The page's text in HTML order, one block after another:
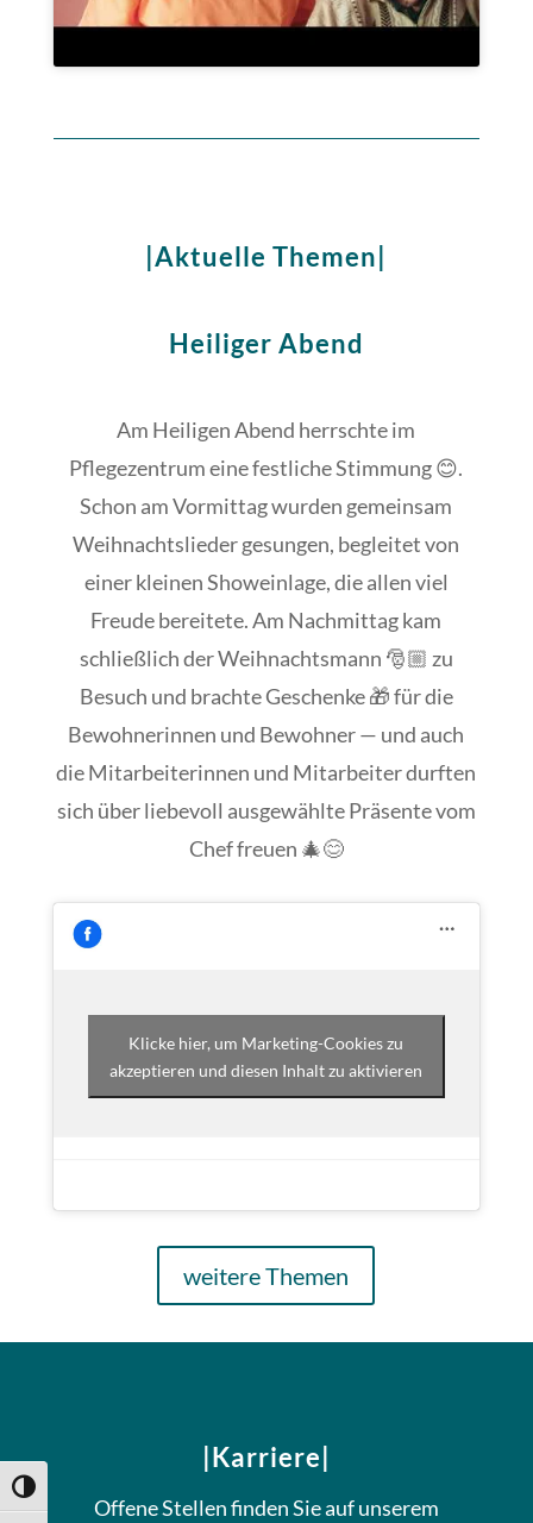
Umschalten auf hohe Kontraste
|Aktuelle Themen|
Heiliger Abend
Am Heiligen Abend herrschte im
Pflegezentrum eine festliche Stimmung 😊.
Schon am Vormittag wurden gemeinsam
Weihnachtslieder gesungen, begleitet von
einer kleinen Showeinlage, die allen viel
Freude bereitete. Am Nachmittag kam
schließlich der Weihnachtsmann 🎅🏼 zu
Besuch und brachte Geschenke 🎁 für die
Bewohnerinnen und Bewohner — und auch
die Mitarbeiterinnen und Mitarbeiter durften
sich über liebevoll ausgewählte Präsente vom
Chef freuen 🎄😊
Klicke hier, um Marketing-Cookies zu
akzeptieren und diesen Inhalt zu aktivieren
weitere Themen
|Karriere|
Offene Stellen finden Sie auf unserem